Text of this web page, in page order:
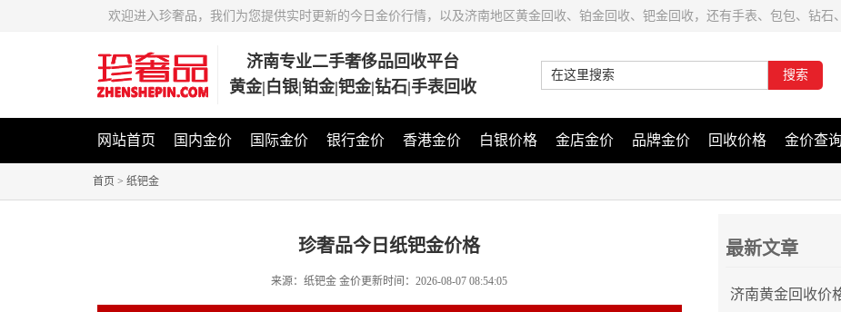
欢迎进入珍奢品，我们为您提供实时更新的今日金价行情，以及济南地区黄金回收、铂金回收、钯金回收，还有手表、包包、钻石
济南专业二手奢侈品回收平台
黄金|白银|铂金|钯金|钻石|手表回收
搜索
网站首页 国内金价 国际金价 银行金价 香港金价 白银价格 金店金价 品牌金价 回收价格 金价查询
首页 > 纸钯金
珍奢品今日纸钯金价格
来源：纸钯金 金价更新时间：2026-08-07 08:54:05
最新文章